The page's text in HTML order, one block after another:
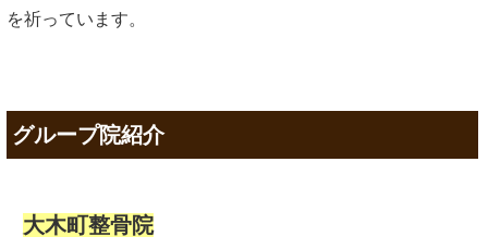
を祈っています。
グループ院紹介
大木町整骨院